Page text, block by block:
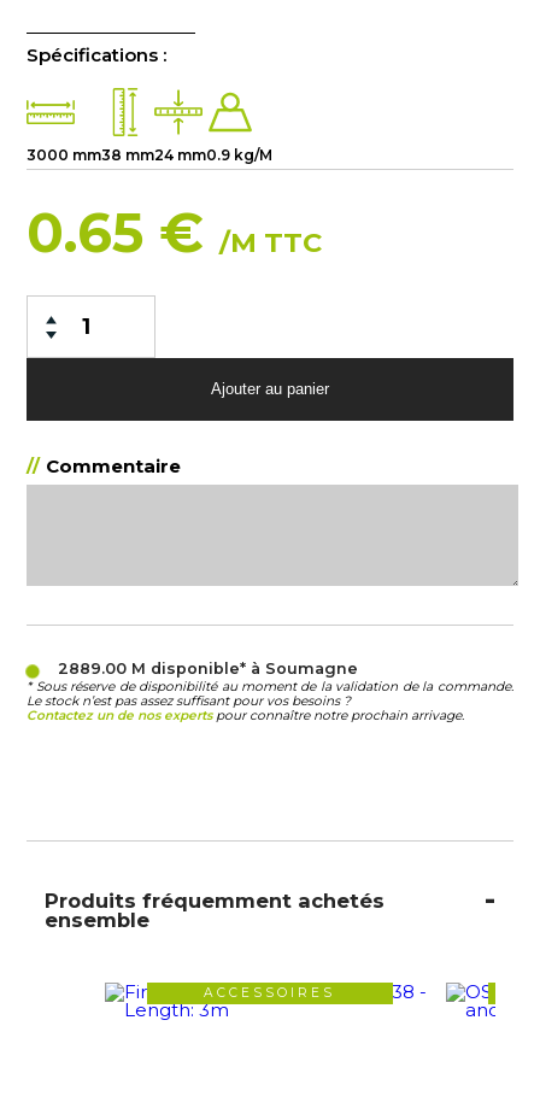
Spécifications :
3000 mm38 mm24 mm0.9 kg/M
0.65 €/M TTC
Commentaire
2889.00 M disponible* à Soumagne
* Sous réserve de disponibilité au moment de la validation de la commande.
Le stock n’est pas assez suffisant pour vos besoins ?
Contactez un de nos expertspour connaître notre prochain arrivage.
Produits fréquemment achetés
ensemble
ACCESSOIRES